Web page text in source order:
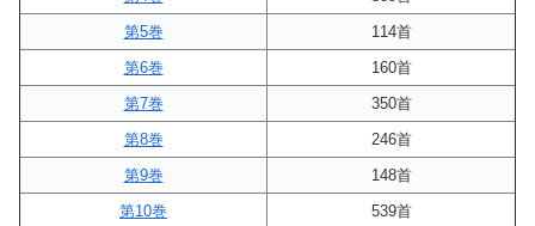
第5巻
114首
第6巻
160首
第7巻
350首
第8巻
246首
第9巻
148首
第10巻
539首